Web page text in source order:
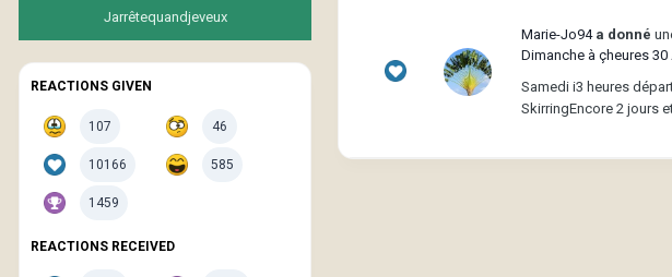
Jarrêtequandjeveux
REACTIONS GIVEN
107 46
10166 585
1459
REACTIONS RECEIVED
Marie-Jo94 a donné
Dimanche à çheures
Samedi i3 heures
SkirringEncore 2 jours